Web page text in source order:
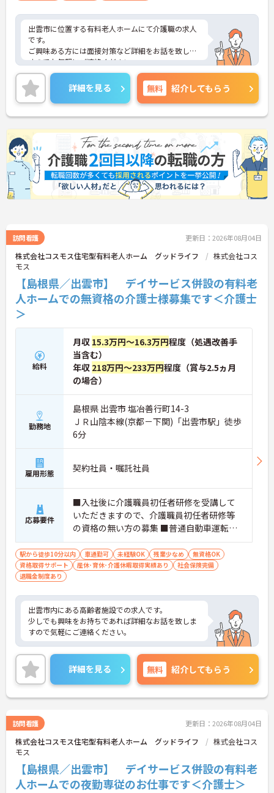
出雲市に位置する有料老人ホームにて介護職の求人
です。
ご興味ある方には面接対策など詳細をお話を致しま
すのでお気軽にご連絡ください。
詳細を見る 無料 紹介してもらう
訪問看護 更新日：2026年08月04日
株式会社コスモス住宅型有料老人ホーム グッドライフ
株式会社コス
モス
【島根県／出雲市】 デイサービス併設の有料老
人ホームでの無資格の介護士様募集です＜介護士
＞
給料
月収 15.3万円～16.3万円程度（処遇改善手
当含む）
年収 218万円～233万円程度（賞与2.5ヵ月
の場合）
勤務地
島根県 出雲市 塩冶善行町14-3
ＪＲ山陰本線(京都－下関)「出雲市駅」徒歩
6分
雇用形態 契約社員・嘱託社員
応募要件
■入社後に介護職員初任者研修を受講して
いただきますので、介護職員初任者研修等
の資格の無い方の募集 ■普通自動車運転免
許（AT限定可）
駅から徒歩10分以内 車通勤可 未経験OK 残業少なめ
無資格OK
資格取得サポート
産休･育休･介護休暇取得実績あり
社会保険完備
退職金制度あり
出雲市内にある高齢者施設での求人です。
少しでも興味をお持ちであれば詳細なお話を致しま
すので気軽にご連絡ください。
詳細を見る 無料 紹介してもらう
訪問看護 更新日：2026年08月04日
株式会社コスモス住宅型有料老人ホーム グッドライフ
株式会社コス
モス
【島根県／出雲市】 デイサービス併設の有料老
人ホームでの夜勤専従のお仕事です＜介護士＞